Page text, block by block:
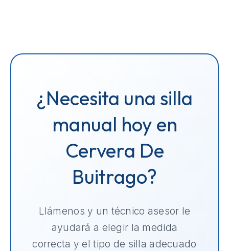
¿Necesita una silla
manual hoy en
Cervera De
Buitrago?
Llámenos y un técnico asesor le
ayudará a elegir la medida
correcta y el tipo de silla adecuado